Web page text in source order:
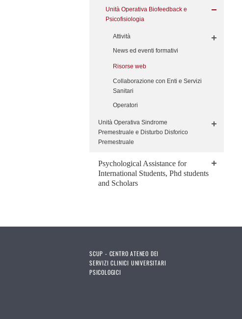
Unità Operativa Biofeedback e
Psicofisiologia
Attività
News ed eventi formativi
Risorse web
Collaborazione con Enti e Servizi
Sanitari
Operatori
Unità Operativa Sindrome
Premestruale e Disturbo Disforico
Premestruale
Psychological Assistance for
International Students, Phd students
and Scholars
SCUP - CENTRO ATENEO DEI
SERVIZI CLINICI UNIVERSITARI
PSICOLOGICI